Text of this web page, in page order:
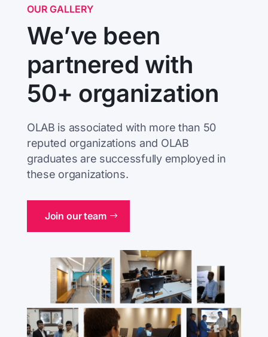
OUR GALLERY
We’ve been
partnered with
50+ organization
OLAB is associated with more than 50
reputed organizations and OLAB
graduates are successfully employed in
these organizations.
Join our team